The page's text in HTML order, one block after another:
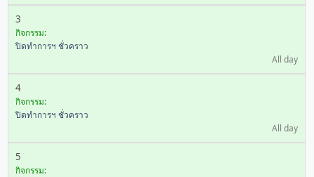
3
กิจกรรม:
ปิดทำการฯ ชั่วคราว
All day
4
กิจกรรม:
ปิดทำการฯ ชั่วคราว
All day
5
กิจกรรม: